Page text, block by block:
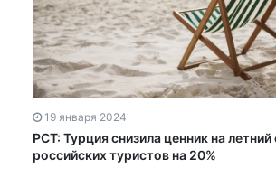
19 января 2024
РСТ: Турция снизила ценник на
российских туристов на 20%